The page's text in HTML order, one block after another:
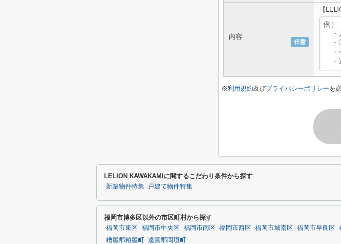
任意
内容
【
※利用規約及びプライバシーポリシーを
LELION KAWAKAMIに関するこだわり条件から探す
新築物件特集 戸建て物件特集
福岡市博多区以外の市区町村から探す
福岡市東区 福岡市中央区 福岡市南区 福岡市西区 福岡市城南区 福岡市早良区
糟屋郡粕屋町
遠賀郡岡垣町